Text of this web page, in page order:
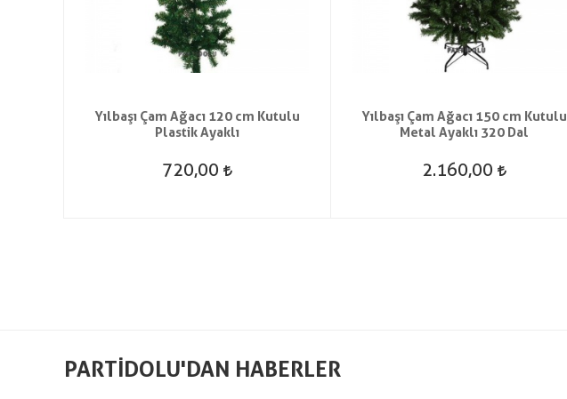
Yılbaşı Çam Ağacı 120 cm Kutulu
Plastik Ayaklı
720,00
Yılbaşı Çam Ağacı 150 cm Kutulu
Metal Ayaklı 320 Dal
2.160,00
PARTIDOLU'DAN HABERLER